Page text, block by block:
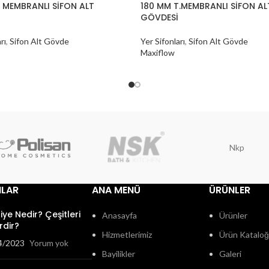
SİFON ALT
, Sifon Alt Gövde
180 MM T.MEMBRANLI SİFON
GÖVDESİ
Yer Sifonları, Sifon Alt Gövde
Maxiflow
Nkp
Nedir? Çeşitleri
2023 Yorum yok
ANA MENÜ
Anasayfa
Hizmetlerimiz
Bayilikler
ÜRÜNLER
Ürünler
Ürün
Galeri